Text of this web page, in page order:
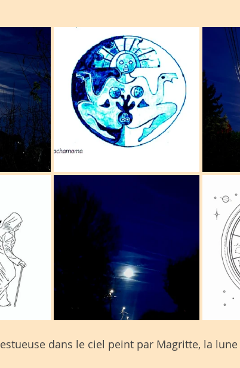
dans le ciel peint par Magritte, la